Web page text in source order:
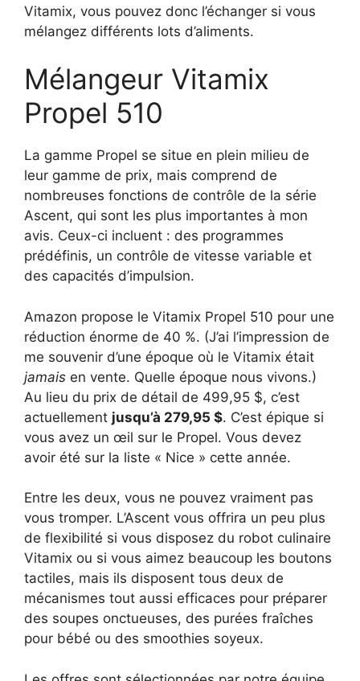
Vitamix, vous pouvez donc l’échanger si vous
mélangez différents lots d’aliments.
Mélangeur Vitamix
Propel 510
La gamme Propel se situe en plein milieu de
leur gamme de prix, mais comprend de
nombreuses fonctions de contrôle de la série
Ascent, qui sont les plus importantes à mon
avis. Ceux-ci incluent : des programmes
prédéfinis, un contrôle de vitesse variable et
des capacités d’impulsion.
Amazon propose le Vitamix Propel 510 pour une
réduction énorme de 40 %. (J’ai l’impression de
me souvenir d’une époque où le Vitamix était
jamais en vente. Quelle époque nous vivons.)
Au lieu du prix de détail de 499,95 $, c’est
actuellement jusqu’à 279,95 $. C’est épique si
vous avez un œil sur le Propel. Vous devez
avoir été sur la liste « Nice » cette année.
Entre les deux, vous ne pouvez vraiment pas
vous tromper. L’Ascent vous offrira un peu plus
de flexibilité si vous disposez du robot culinaire
Vitamix ou si vous aimez beaucoup les boutons
tactiles, mais ils disposent tous deux de
mécanismes tout aussi efficaces pour préparer
des soupes onctueuses, des purées fraîches
pour bébé ou des smoothies soyeux.